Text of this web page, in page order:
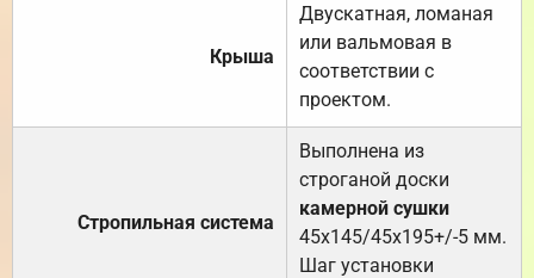
Крыша
Двускатная, ломаная
или вальмовая в
соответствии с
проектом.
Стропильная система
Выполнена из
строганой доски
камерной сушки
45х145/45х195+/-5 мм.
Шаг установки